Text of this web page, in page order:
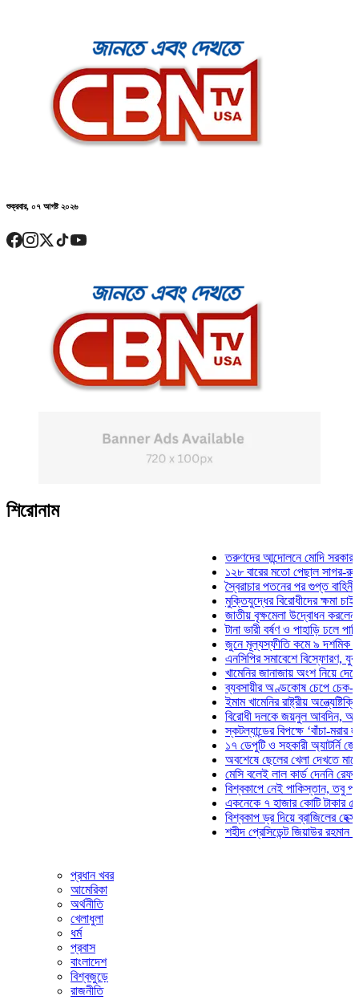
শুক্রবার, ০৭ আগষ্ট ২০২৬
শিরোনাম
তরুণদের আন্দোলনে মোদি সরকার দুর্বল
১২৮ বারের মতো পেছাল সাগর-রুনি
স্বৈরাচার পতনের পর গুপ্ত বাহিনীর
মুক্তিযুদ্ধের বিরোধীদের ক্ষমা চাইতে
জাতীয় বৃক্ষমেলা উদ্বোধন করলেন
টানা ভারী বর্ষণ ও পাহাড়ি ঢলে পানিবন্দি
জুনে মূল্যস্ফীতি কমে ৯ দশমিক ১৬
এনসিপির সমাবেশে বিস্ফোরণ, যুবলীগের
খামেনির জানাজায় অংশ নিয়ে দেশে
ব্যবসায়ীর অণ্ডকোষ চেপে চেক-
ইমাম খামেনির রাষ্ট্রীয়
বিরোধী দলকে জয়নুল আবদিন, আপনারা
স্কটল্যান্ডের বিপক্ষে ‘বাঁচা-মরার
১৭ ডেপুটি ও সহকারী অ্যাটর্নি
অবশেষে ছেলের খেলা দেখতে মাঠে
মেসি বলেই লাল কার্ড দেননি রেফারি!
বিশ্বকাপে নেই পাকিস্তান, তবু প্রতিটি
একনেকে ৭ হাজার কোটি টাকার ৫
বিশ্বকাপ ড্র দিয়ে ব্রাজিলের হেক্সা
শহীদ প্রেসিডেন্ট জিয়াউর রহমান
প্রধান খবর
আমেরিকা
অর্থনীতি
খেলাধুলা
ধর্ম
প্রবাস
বাংলাদেশ
বিশ্বজুড়ে
রাজনীতি